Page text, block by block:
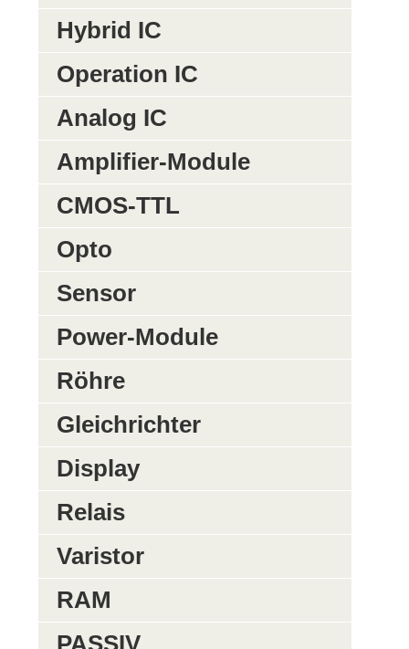
Hybrid IC
Operation IC
Analog IC
Amplifier-Module
CMOS-TTL
Opto
Sensor
Power-Module
Röhre
Gleichrichter
Display
Relais
Varistor
RAM
PASSIV